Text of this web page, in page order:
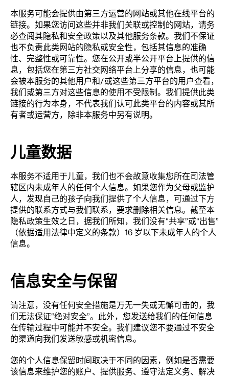
本服务可能会提供由第三方运营的网站或其他在线平台的
链接。如果您访问这些并非我们关联或控制的网站，请务
必查阅其隐私和安全政策以及其他服务条款。我们不保证
也不负责此类网站的隐私或安全性，包括其信息的准确
性、完整性或可靠性。您在公开或半公开平台上提供的信
息，包括您在第三方社交网络平台上分享的信息，也可能
会被本服务的其他用户和/或这些第三方平台的用户查看，
我们或第三方对这些信息的使用不受限制。我们提供此类
链接的行为本身，不代表我们认可此类平台的内容或其所
有者或运营方，除非本服务中另有说明。
儿童数据
本服务不适用于儿童，我们也不会故意收集您所在司法管
辖区内未成年人的任何个人信息。如果您作为父母或监护
人，发现自己的孩子向我们提供了个人信息，可通过下方
提供的联系方式与我们联系，要求删除相关信息。截至本
隐私政策生效之日，据我们所知，我们没有“共享”或“出售”
（依据适用法律中定义的条款）16 岁以下未成年人的个人
信息。
信息安全与保留
请注意，没有任何安全措施是万无一失或无懈可击的，我
们无法保证“绝对安全”。此外，您发送给我们的任何信息
在传输过程中可能并不安全。我们建议您不要通过不安全
的渠道向我们发送敏感或机密信息。
您的个人信息保留时间取决于不同的因素，例如是否需要
该信息来维护您的账户、提供服务、遵守法定义务、解决